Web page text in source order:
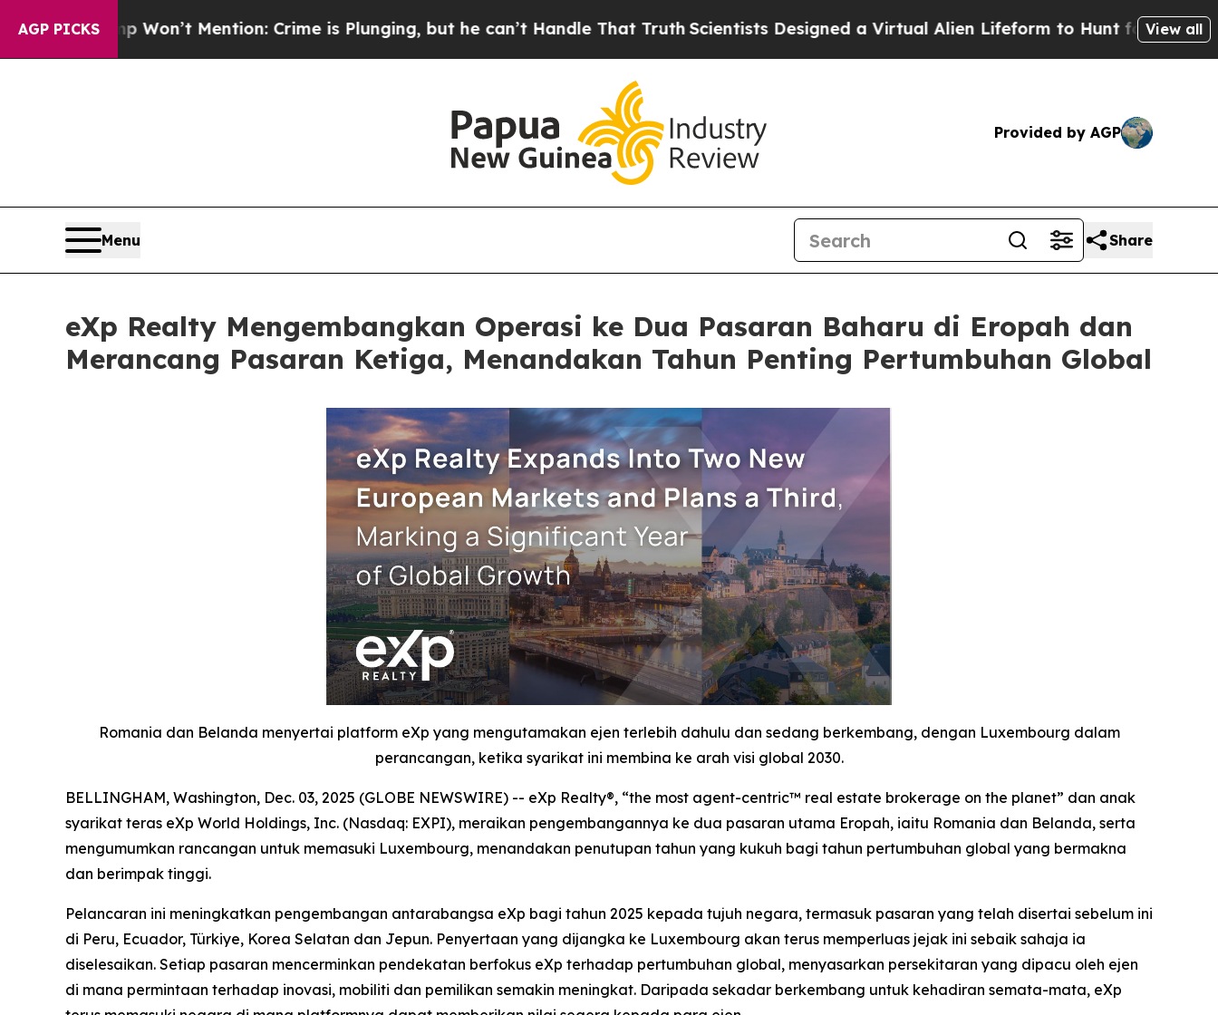
AGP PICKS
Won’t Mention: Crime is Plunging, but he can’t Handle That TruthScientists Designed a Virtual Alien Lifeform to Hunt for Extraterrestrials
View all
Provided by AGP
Menu Share
eXp Realty Mengembangkan Operasi ke Dua Pasaran Baharu di Eropah dan
Merancang Pasaran Ketiga, Menandakan Tahun Penting Pertumbuhan Global
Romania dan Belanda menyertai platform eXp yang mengutamakan ejen terlebih dahulu dan sedang berkembang, dengan Luxembourg dalam
perancangan, ketika syarikat ini membina ke arah visi global 2030.
BELLINGHAM, Washington, Dec. 03, 2025 (GLOBE NEWSWIRE) -- eXp Realty®, “the most agent-centric™ real estate brokerage on the planet” dan anak
syarikat teras eXp World Holdings, Inc. (Nasdaq: EXPI), meraikan pengembangannya ke dua pasaran utama Eropah, iaitu Romania dan Belanda, serta
mengumumkan rancangan untuk memasuki Luxembourg, menandakan penutupan tahun yang kukuh bagi tahun pertumbuhan global yang bermakna
dan berimpak tinggi.
Pelancaran ini meningkatkan pengembangan antarabangsa eXp bagi tahun 2025 kepada tujuh negara, termasuk pasaran yang telah disertai sebelum ini
di Peru, Ecuador, Türkiye, Korea Selatan dan Jepun. Penyertaan yang dijangka ke Luxembourg akan terus memperluas jejak ini sebaik sahaja ia
diselesaikan. Setiap pasaran mencerminkan pendekatan berfokus eXp terhadap pertumbuhan global, menyasarkan persekitaran yang dipacu oleh ejen
di mana permintaan terhadap inovasi, mobiliti dan pemilikan semakin meningkat. Daripada sekadar berkembang untuk kehadiran semata-mata, eXp